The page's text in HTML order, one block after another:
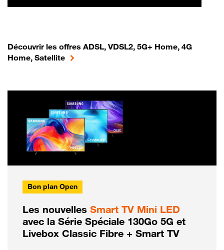
Découvrir les offres ADSL, VDSL2, 5G+ Home, 4G
Home, Satellite
Bon plan Open
Les nouvelles Smart TV Mini LED
avec la Série Spéciale 130Go 5G et
Livebox Classic Fibre + Smart TV